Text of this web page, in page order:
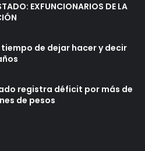
EXFUNCIONARIOS DE LA
de dejar hacer y decir
registra déficit por más de
de pesos